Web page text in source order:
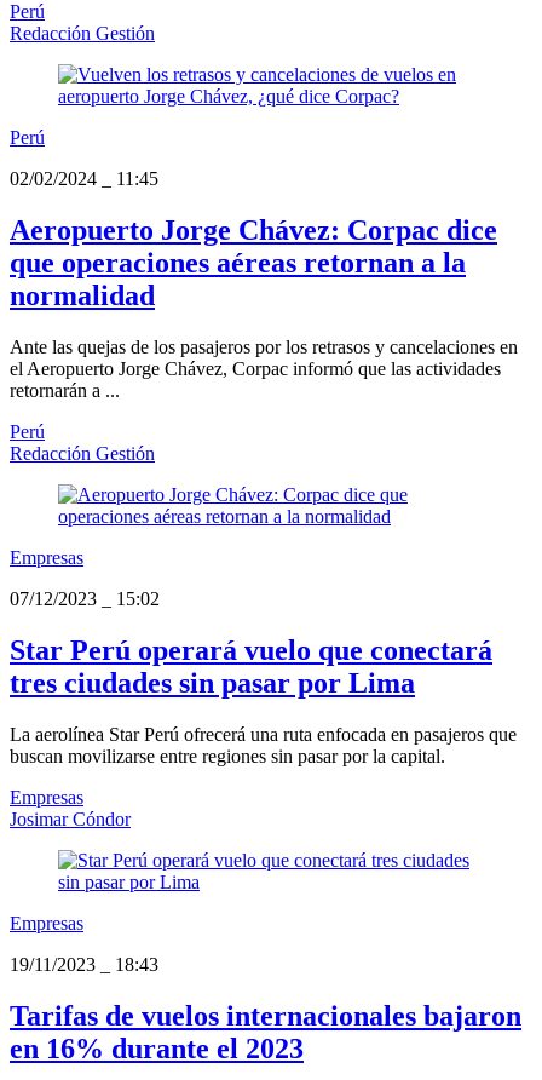
Perú
Redacción Gestión
Perú
02/02/2024
11:45
Aeropuerto Jorge Chávez: Corpac dice
que operaciones aéreas retornan a la
normalidad
Ante las quejas de los pasajeros por los retrasos y cancelaciones en
el Aeropuerto Jorge Chávez, Corpac informó que las actividades
retornarán a ...
Perú
Redacción Gestión
Empresas
07/12/2023
15:02
Star Perú operará vuelo que conectará
tres ciudades sin pasar por Lima
La aerolínea Star Perú ofrecerá una ruta enfocada en pasajeros que
buscan movilizarse entre regiones sin pasar por la capital.
Empresas
Josimar Cóndor
Empresas
19/11/2023
18:43
Tarifas de vuelos internacionales bajaron
en 16% durante el 2023